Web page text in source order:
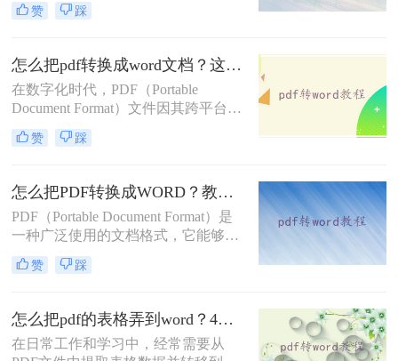
整。虽然市面上有许多专业的PDF转
费。幸运的是，电脑上也有多种免费
的方法可以实现PDF到Word的转换。
那么电脑上如何免费将pdf转换成word
呢？本文将详细介绍几种免费将PDF
转换成Word文档的方法，帮助您轻松
完成这一任务。
赞 踩
怎么把pdf转换成word文档？这四种转换方法快来看！
在数字化时代，PDF（Portable
Document Format）文件因其跨平台兼
容性和保护文档内容不被轻易修改的
特性而广受欢迎。然而，在某些情况
Word文档（.docx或.doc），以便进行
编辑、修改或格式调整。那么怎么把
pdf转换成word文档呢？本文将详细介
绍几种将PDF转换成Word文档的方
法，帮助您轻松完成这一任务。
赞 踩
怎么把PDF转换成WORD？教你4个方法！
PDF（Portable Document Format）是
一种广泛使用的文档格式，它能够跨
平台保持文档的格式不变。然而，在
编辑PDF文档时，许多人倾向于将其
为Word提供了更多编辑功能。那么怎
么把PDF转换成WORD呢？以下是四
种将PDF转换为Word文档的方法，适
赞 踩
怎么把pdf的表格弄到word？4种方法分享给你!！
在日常工作和学习中，经常需要从